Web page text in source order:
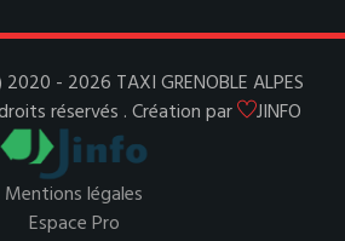
- 2026 TAXI GRENOBLE ALPES
droits réservés . Création par
JINFO
Mentions légales
Espace Pro